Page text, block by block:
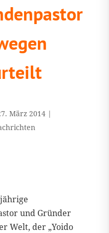
März 2014|
und Gründer
Welt, der „Yoido